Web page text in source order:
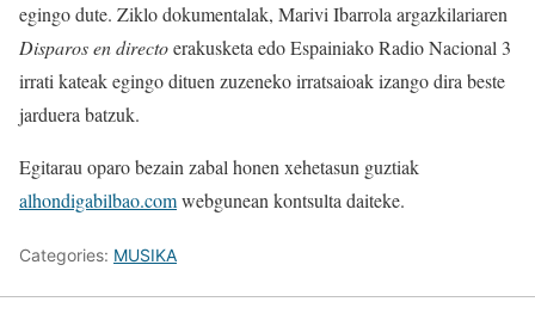
egingo dute. Ziklo dokumentalak, Marivi Ibarrola argazkilariaren
Disparos en directoerakusketa edo Espainiako Radio Nacional 3
irrati kateak egingo dituen zuzeneko irratsaioak izango dira beste
jarduera batzuk.
Egitarau oparo bezain zabal honen xehetasun guztiak
alhondigabilbao.comwebgunean kontsulta daiteke.
Categories: MUSIKA